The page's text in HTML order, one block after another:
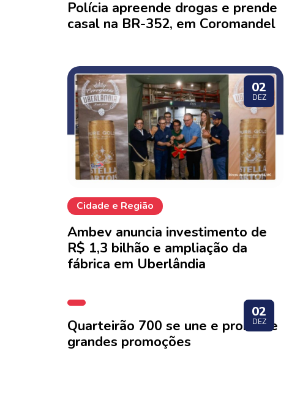
Polícia apreende drogas e prende
casal na BR-352, em Coromandel
02
DEZ
Cidade e Região
Ambev anuncia investimento de
R$ 1,3 bilhão e ampliação da
fábrica em Uberlândia
02
DEZ
Quarteirão 700 se une e promove
grandes promoções